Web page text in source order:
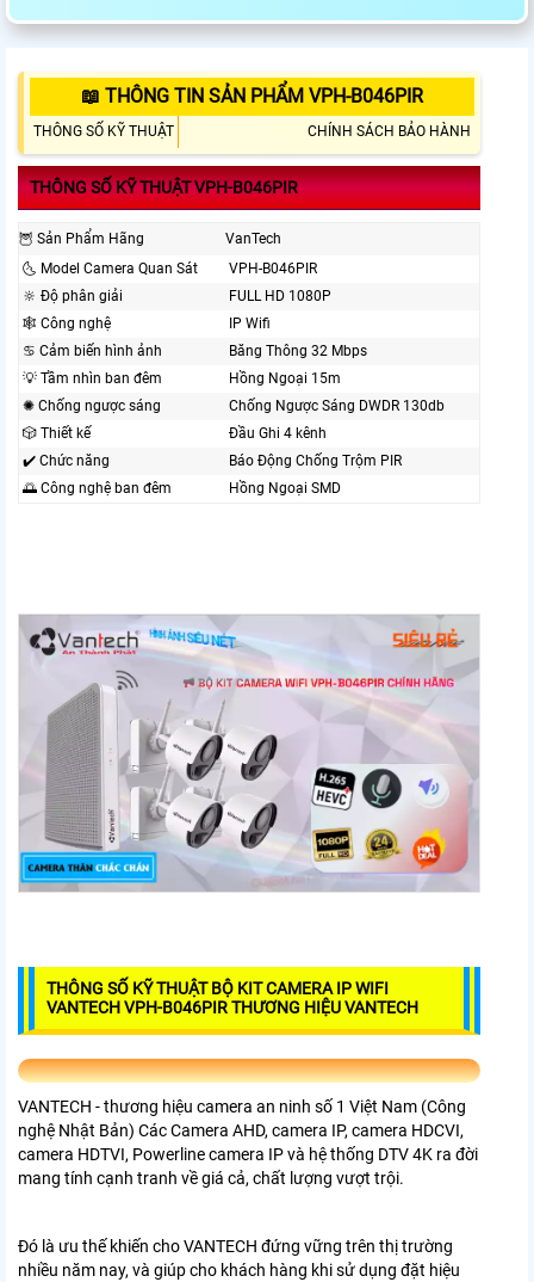
📖 THÔNG TIN SẢN PHẨM VPH-B046PIR
THÔNG SỐ KỸ THUẬT CHÍNH SÁCH BẢO HÀNH
THÔNG SỐ KỸ THUẬT VPH-B046PIR
🦉 Sản Phẩm Hãng
VanTech
🌜 Model Camera Quan Sát
VPH-B046PIR
🔆 Độ phân giải
FULL HD 1080P
🕸 Công nghệ
IP Wifi
♋ Cảm biến hình ảnh
Băng Thông 32 Mbps
💡 Tầm nhìn ban đêm
Hồng Ngoại 15m
✺ Chống ngược sáng
Chống Ngược Sáng DWDR 130db
🎲 Thiết kế
Đầu Ghi 4 kênh
✔️ Chức năng
Báo Động Chống Trộm PIR
🌅 Công nghệ ban đêm
Hồng Ngoại SMD
THÔNG SỐ KỸ THUẬT BỘ KIT CAMERA IP WIFI
VANTECH VPH-B046PIR THƯƠNG HIỆU VANTECH
VANTECH - thương hiệu camera an ninh số 1 Việt Nam (Công
nghệ Nhật Bản) Các Camera AHD, camera IP, camera HDCVI,
camera HDTVI, Powerline camera IP và hệ thống DTV 4K ra đời
mang tính cạnh tranh về giá cả, chất lượng vượt trội.
Đó là ưu thế khiến cho VANTECH đứng vững trên thị trường
nhiều năm nay, và giúp cho khách hàng khi sử dụng đặt hiệu